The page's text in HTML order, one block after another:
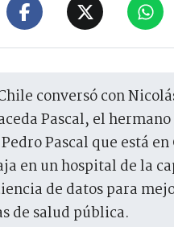
Pascal, el hermano
Pascal que está
en un hospital de la
de datos para
de salud pública.